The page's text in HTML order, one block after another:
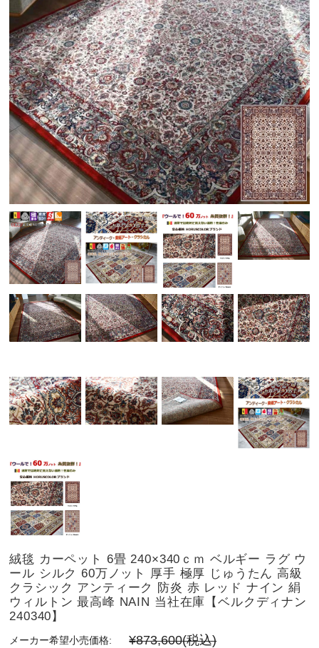
絨毯 カーペット 6畳 240×340ｃｍ ベルギー ラグ ウ
ール シルク 60万ノット 厚手 極厚 じゅうたん 高級
クラシック アンティーク 防炎 赤 レッド ナイン 絹
ウィルトン 最高峰 NAIN 当社在庫【ベルクディナン
240340】
メーカー希望小売価格: ¥873,600(税込)